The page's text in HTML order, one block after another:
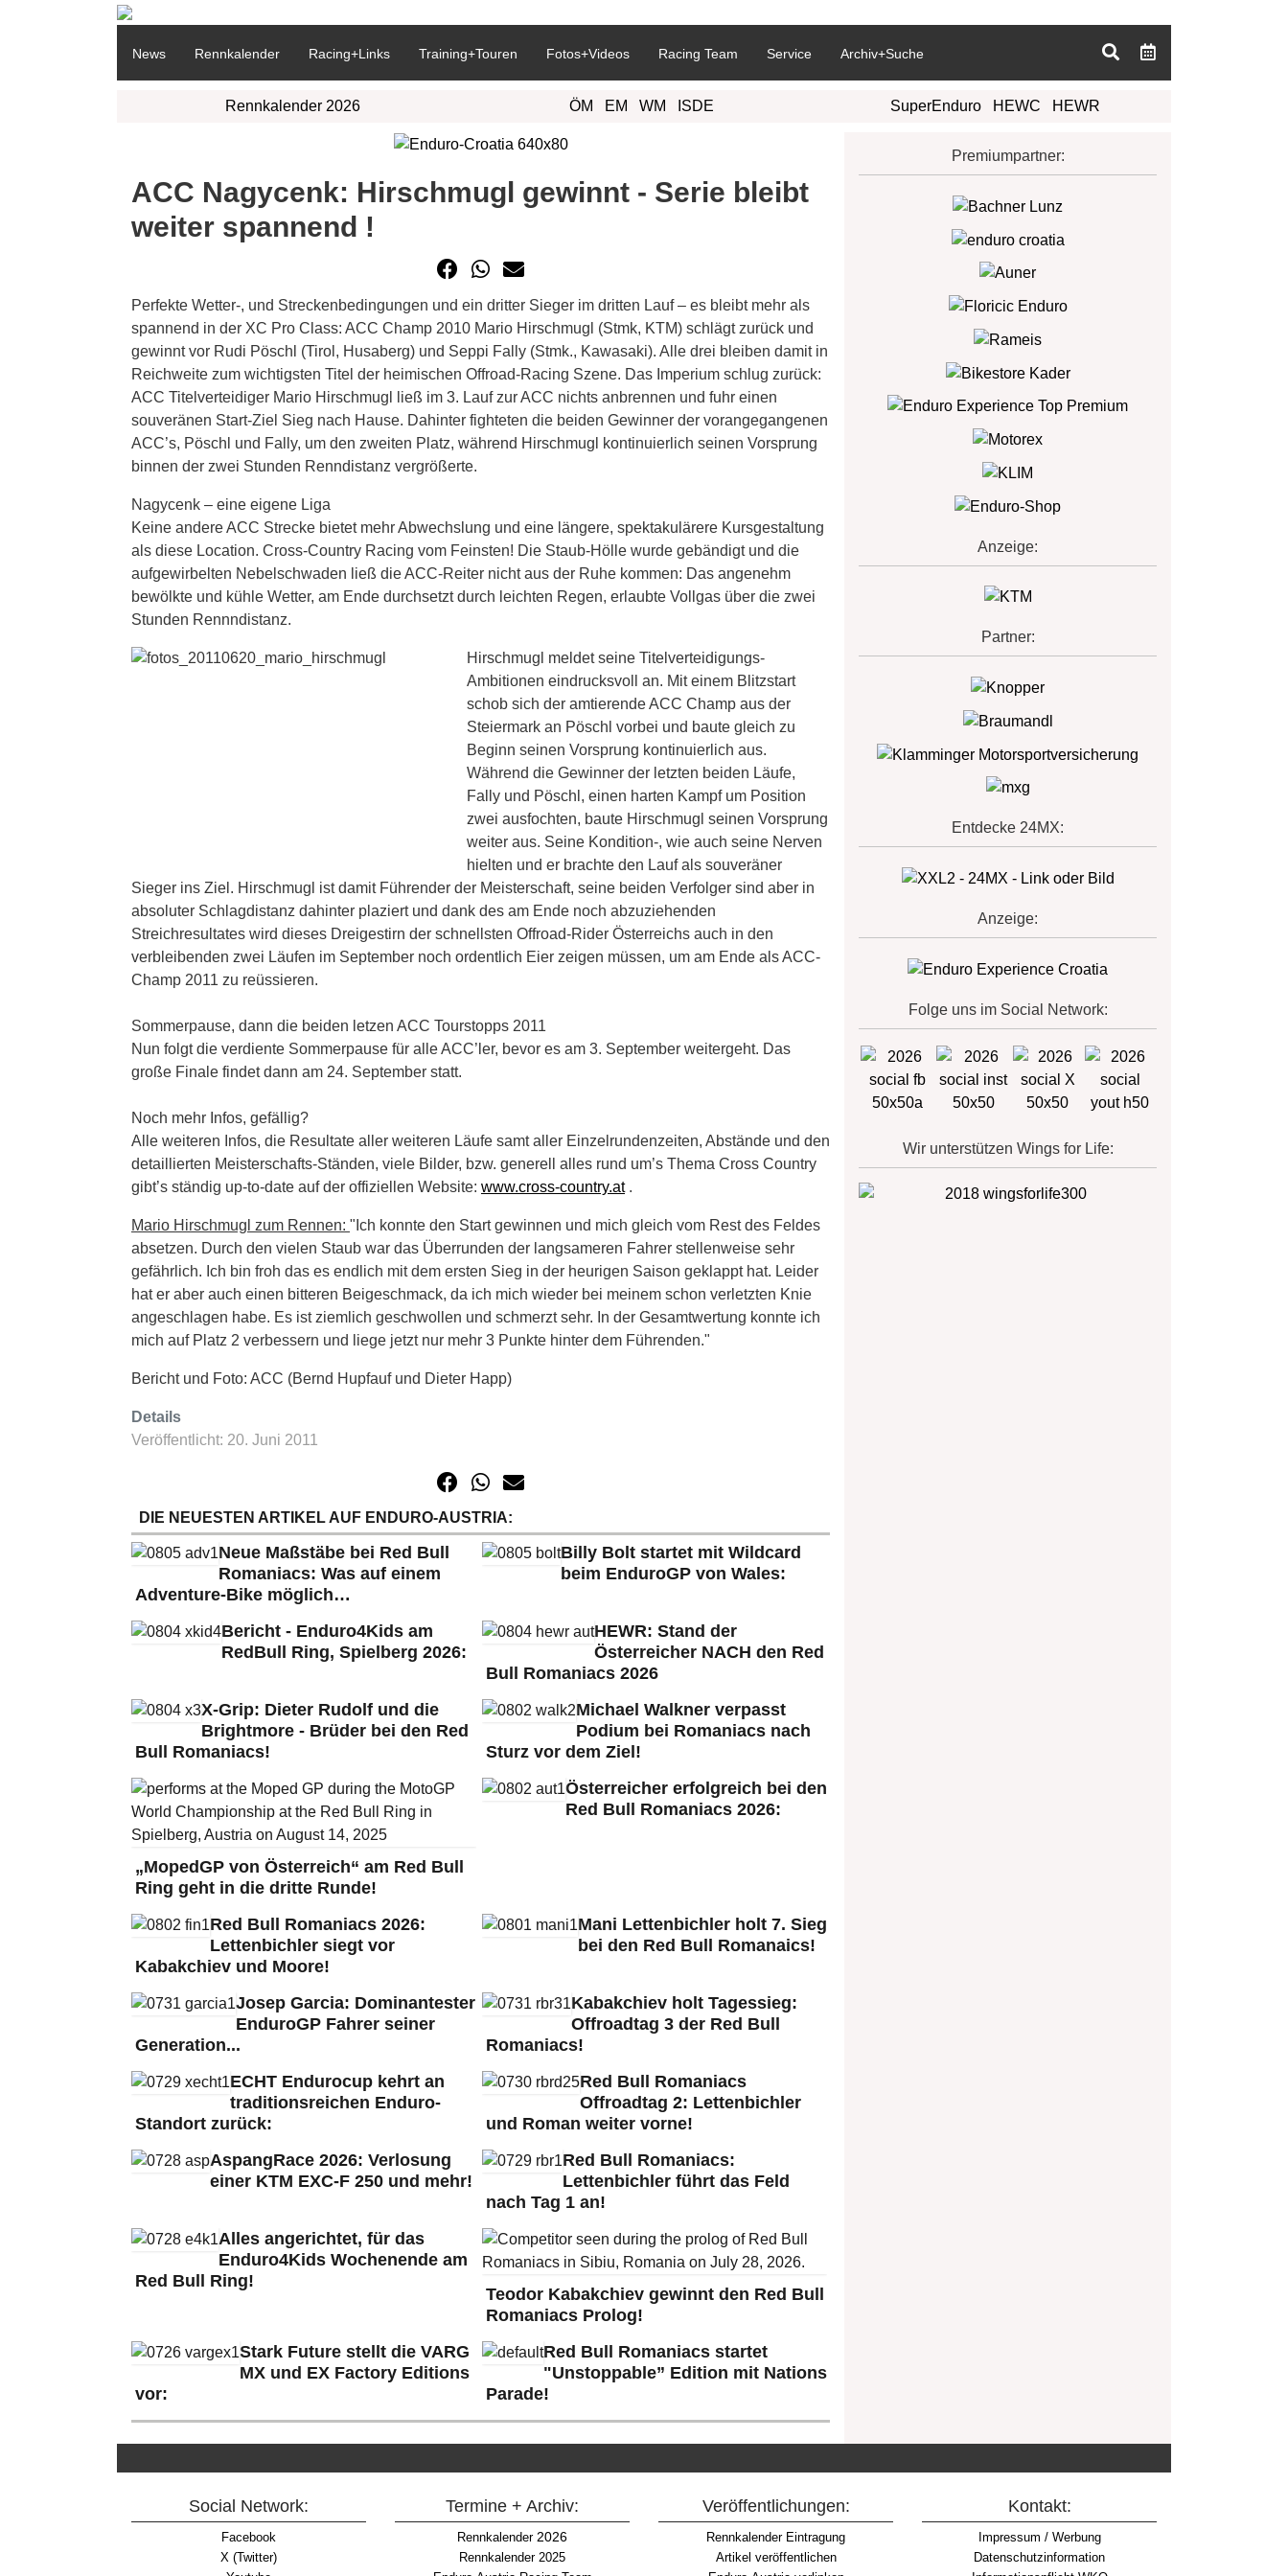
News Rennkalender Racing+Links Training+Touren Fotos+Videos Racing Team Service Archiv+Suche
Rennkalender 2026 ÖM EM WM ISDE SuperEnduro HEWC HEWR
ACC Nagycenk: Hirschmugl gewinnt - Serie bleibt
weiter spannend !
Perfekte Wetter-, und Streckenbedingungen und ein dritter Sieger im dritten Lauf – es bleibt mehr als
spannend in der XC Pro Class: ACC Champ 2010 Mario Hirschmugl (Stmk, KTM) schlägt zurück und
gewinnt vor Rudi Pöschl (Tirol, Husaberg) und Seppi Fally (Stmk., Kawasaki). Alle drei bleiben damit in
Reichweite zum wichtigsten Titel der heimischen Offroad-Racing Szene. Das Imperium schlug zurück:
ACC Titelverteidiger Mario Hirschmugl ließ im 3. Lauf zur ACC nichts anbrennen und fuhr einen
souveränen Start-Ziel Sieg nach Hause. Dahinter fighteten die beiden Gewinner der vorangegangenen
ACC’s, Pöschl und Fally, um den zweiten Platz, während Hirschmugl kontinuierlich seinen Vorsprung
binnen der zwei Stunden Renndistanz vergrößerte.
Nagycenk – eine eigene Liga
Keine andere ACC Strecke bietet mehr Abwechslung und eine längere, spektakulärere Kursgestaltung
als diese Location. Cross-Country Racing vom Feinsten! Die Staub-Hölle wurde gebändigt und die
aufgewirbelten Nebelschwaden ließ die ACC-Reiter nicht aus der Ruhe kommen: Das angenehm
bewölkte und kühle Wetter, am Ende durchsetzt durch leichten Regen, erlaubte Vollgas über die zwei
Stunden Rennndistanz.
Hirschmugl meldet seine Titelverteidigungs-
Ambitionen eindrucksvoll an. Mit einem Blitzstart
schob sich der amtierende ACC Champ aus der
Steiermark an Pöschl vorbei und baute gleich zu
Beginn seinen Vorsprung kontinuierlich aus.
Während die Gewinner der letzten beiden Läufe,
Fally und Pöschl, einen harten Kampf um Position
zwei ausfochten, baute Hirschmugl seinen Vorsprung
weiter aus. Seine Kondition-, wie auch seine Nerven
hielten und er brachte den Lauf als souveräner
Sieger ins Ziel. Hirschmugl ist damit Führender der Meisterschaft, seine beiden Verfolger sind aber in
absoluter Schlagdistanz dahinter plaziert und dank des am Ende noch abzuziehenden
Streichresultates wird dieses Dreigestirn der schnellsten Offroad-Rider Österreichs auch in den
verbleibenden zwei Läufen im September noch ordentlich Eier zeigen müssen, um am Ende als ACC-
Champ 2011 zu reüssieren.
Sommerpause, dann die beiden letzen ACC Tourstopps 2011
Nun folgt die verdiente Sommerpause für alle ACC’ler, bevor es am 3. September weitergeht. Das
große Finale findet dann am 24. September statt.
Noch mehr Infos, gefällig?
Alle weiteren Infos, die Resultate aller weiteren Läufe samt aller Einzelrundenzeiten, Abstände und den
detaillierten Meisterschafts-Ständen, viele Bilder, bzw. generell alles rund um’s Thema Cross Country
gibt’s ständig up-to-date auf der offiziellen Website: www.cross-country.at.
Mario Hirschmugl zum Rennen: "Ich konnte den Start gewinnen und mich gleich vom Rest des Feldes
absetzen. Durch den vielen Staub war das Überrunden der langsameren Fahrer stellenweise sehr
gefährlich. Ich bin froh das es endlich mit dem ersten Sieg in der heurigen Saison geklappt hat. Leider
hat er aber auch einen bitteren Beigeschmack, da ich mich wieder bei meinem schon verletzten Knie
angeschlagen habe. Es ist ziemlich geschwollen und schmerzt sehr. In der Gesamtwertung konnte ich
mich auf Platz 2 verbessern und liege jetzt nur mehr 3 Punkte hinter dem Führenden."
Bericht und Foto: ACC (Bernd Hupfauf und Dieter Happ)
Details
Veröffentlicht: 20. Juni 2011
DIE NEUESTEN ARTIKEL AUF ENDURO-AUSTRIA:
Neue Maßstäbe bei Red Bull
Romaniacs: Was auf einem
Adventure-Bike möglich…
Billy Bolt startet mit Wildcard
beim EnduroGP von Wales:
Bericht - Enduro4Kids am
RedBull Ring, Spielberg 2026:
HEWR: Stand der
Österreicher NACH den Red
Bull Romaniacs 2026
X-Grip: Dieter Rudolf und die
Brightmore - Brüder bei den Red
Bull Romaniacs!
Michael Walkner verpasst
Podium bei Romaniacs nach
Sturz vor dem Ziel!
„MopedGP von Österreich“ am Red Bull
Ring geht in die dritte Runde!
Österreicher erfolgreich bei den
Red Bull Romaniacs 2026:
Red Bull Romaniacs 2026:
Lettenbichler siegt vor
Kabakchiev und Moore!
Mani Lettenbichler holt 7. Sieg
bei den Red Bull Romanaics!
Josep Garcia: Dominantester
EnduroGP Fahrer seiner
Generation...
Kabakchiev holt Tagessieg:
Offroadtag 3 der Red Bull
Romaniacs!
ECHT Endurocup kehrt an
traditionsreichen Enduro-
Standort zurück:
Red Bull Romaniacs
Offroadtag 2: Lettenbichler
und Roman weiter vorne!
AspangRace 2026: Verlosung
einer KTM EXC-F 250 und mehr!
Red Bull Romaniacs:
Lettenbichler führt das Feld
nach Tag 1 an!
Alles angerichtet, für das
Enduro4Kids Wochenende am
Red Bull Ring!
Teodor Kabakchiev gewinnt den Red Bull
Romaniacs Prolog!
Stark Future stellt die VARG
MX und EX Factory Editions
vor:
Red Bull Romaniacs startet
"Unstoppable” Edition mit Nations
Parade!
Premiumpartner:
Anzeige:
Partner:
Entdecke 24MX:
Anzeige:
Folge uns im Social Network:
Wir unterstützen Wings for Life:
Social Network:
Facebook
X (Twitter)
Termine + Archiv:
Rennkalender2026
Rennkalender 2025
Veröffentlichungen:
Rennkalender Eintragung
Artikel veröffentlichen
Kontakt:
Impressum / Werbung
Datenschutzinformation